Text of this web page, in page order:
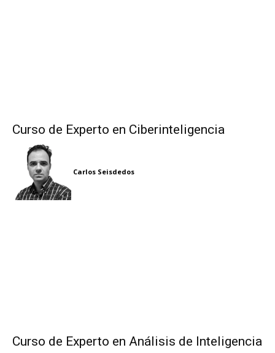
Curso de Experto en Ciberinteligencia
Carlos Seisdedos
Curso de Experto en Análisis de Inteligencia